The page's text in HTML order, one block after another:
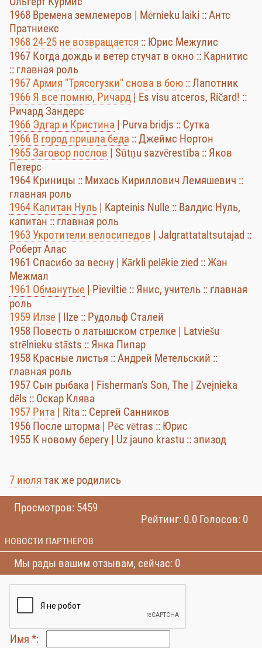
1968 Времена землемеров | Mērnieku laiki :: Антс
Пратниекс
1968 24-25 не возвращается :: Юрис Межулис
1967 Когда дождь и ветер стучат в окно :: Карнитис
:: главная роль
1967 Армия "Трясогузки" снова в бою :: Лапотник
1966 Я все помню, Ричард | Es visu atceros, Ričard! ::
Ричард Зандерс
1966 Эдгар и Кристина | Purva bridjs :: Сутка
1966 В город пришла беда :: Джеймс Нортон
1965 Заговор послов | Sūtņu sazvērestība :: Яков
Петерс
1964 Криницы :: Михась Кириллович Лемяшевич ::
главная роль
1964 Капитан Нуль | Kapteinis Nulle :: Валдис Нуль,
капитан :: главная роль
1963 Укротители велосипедов | Jalgrattataltsutajad ::
Роберт Алас
1961 Спасибо за весну | Kārkli pelēkie zied :: Жан
Межмал
1961 Обманутые | Pieviltie :: Янис, учитель :: главная
роль
1959 Илзе | Ilze :: Рудольф Сталей
1958 Повесть о латышском стрелке | Latviešu
strēlnieku stāsts :: Янка Пипар
1958 Красные листья :: Андрей Метельский ::
главная роль
1957 Сын рыбака | Fisherman's Son, The | Zvejnieka
dēls :: Оскар Клява
1957 Рита | Rita :: Сергей Санников
1956 После шторма | Pēc vētras :: Юрис
1955 К новому берегу | Uz jauno krastu :: эпизод
7 июля так же родились
Просмотров: 5459
Рейтинг: 0.0 Голосов: 0
НОВОСТИ ПАРТНЕРОВ
Мы рады вашим отзывам, сейчас: 0
Имя *: